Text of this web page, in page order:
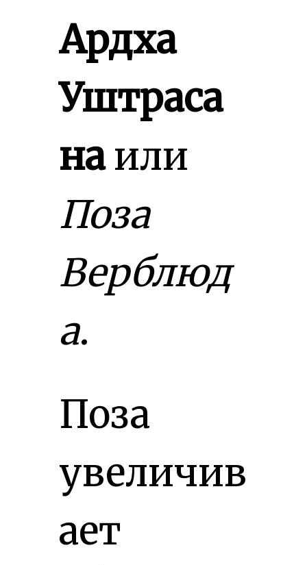
Ардха
Уштраса
наили
Поза
Верблюд
а.
Поза
увеличив
ает